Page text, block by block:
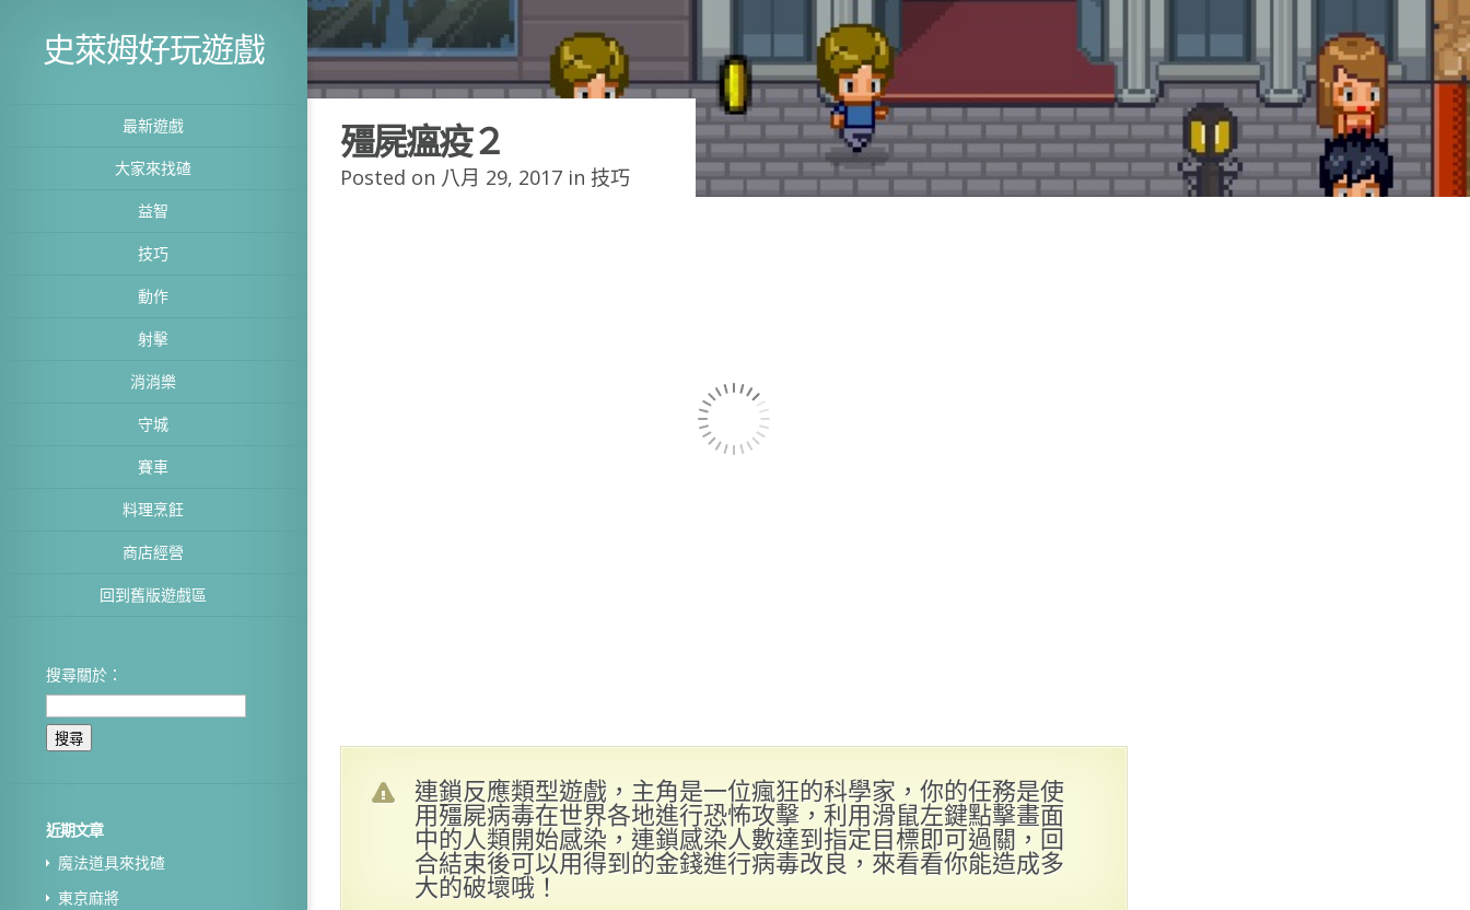
史萊姆好玩遊戲
最新遊戲
大家來找碴
益智
技巧
動作
射擊
消消樂
守城
賽車
料理烹飪
商店經營
回到舊版遊戲區
搜尋關於：
近期文章
魔法道具來找碴
東京麻將
殭屍瘟疫２
Posted on 八月 29, 2017 in 技巧
連鎖反應類型遊戲，主角是一位瘋狂的科學家，你的任務是使
用殭屍病毒在世界各地進行恐怖攻擊，利用滑鼠左鍵點擊畫面
中的人類開始感染，連鎖感染人數達到指定目標即可過關，回
合結束後可以用得到的金錢進行病毒改良，來看看你能造成多
大的破壞哦！